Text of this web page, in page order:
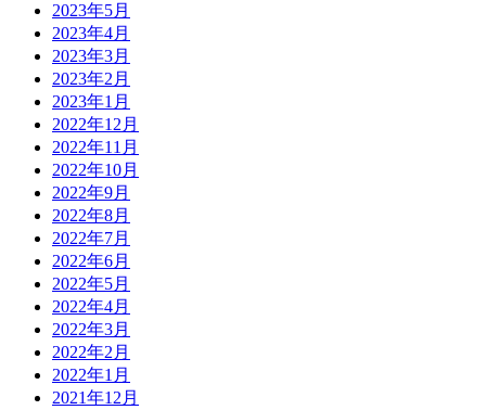
2023年5月
2023年4月
2023年3月
2023年2月
2023年1月
2022年12月
2022年11月
2022年10月
2022年9月
2022年8月
2022年7月
2022年6月
2022年5月
2022年4月
2022年3月
2022年2月
2022年1月
2021年12月